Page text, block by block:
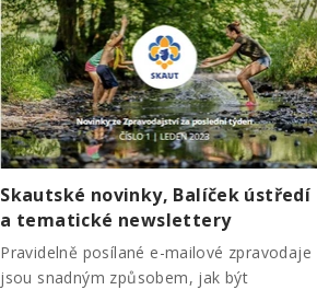
Skautské novinky, Balíček ústředí
a tematické newslettery
Pravidelně posílané e-mailové zpravodaje
jsou snadným způsobem, jak být